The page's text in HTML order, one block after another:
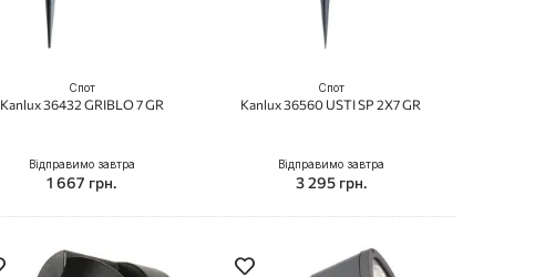
Спот
Kanlux 36432 GRIBLO 7 GR
Відправимо завтра
1 667 грн.
Спот
Kanlux 36560 USTI SP 2X7 GR
Відправимо завтра
3 295 грн.